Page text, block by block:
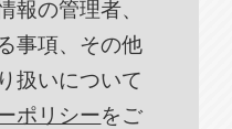
報の管理者、
事項、その他
扱いについて
ポリシーをご